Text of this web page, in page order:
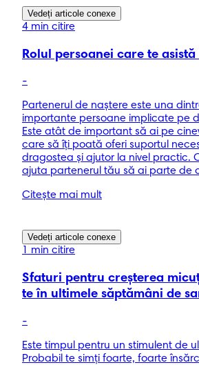
Vedeți articole conexe
4 min citire
Rolul persoanei care te
-
Partenerul de naştere este una
importante persoane implicate pe
Este atât de important să ai pe
care să îţi poată oferi suportul
dragostea şi ajutor la nivel practic.
ajuta partenerul tău să ai parte de
Citește mai mult
Vedeți articole conexe
1 min citire
Sfaturi pentru creşterea
te în ultimele săptămâni de
-
Este timpul pentru un stimulent de
Probabil te simţi foarte, foarte